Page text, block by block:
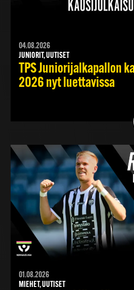
04.08.2026
JUNIORIT, UUTISET
TPS Juniorijalkapallon
2026 nyt luettavissa
01.08.2026
MIEHET, UUTISET